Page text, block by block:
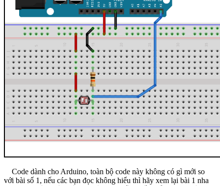
Code dành cho Arduino, toàn bộ code này không có gì mới so
với bài số 1, nếu các bạn đọc không hiểu thì hãy xem lại bài 1 nha